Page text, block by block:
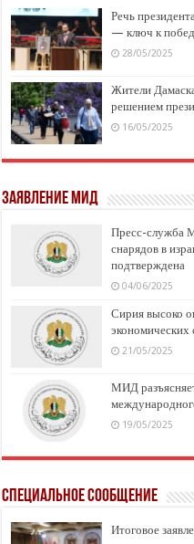
Речь
— ключ к
28/05/2025
Жители
решением
16/05/2025
заявление МИД
Пресс-служба
снарядов в
подтверждена
04/06/2025
Сирия высоко
экономических
21/05/2025
МИД
19/05/2025
Специальное сообщение
Итоговое